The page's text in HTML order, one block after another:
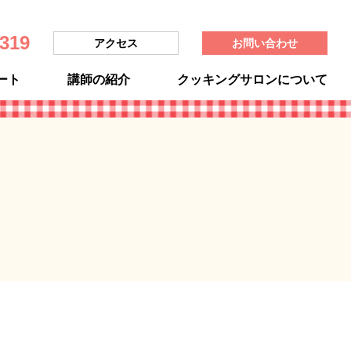
アクセス お問い合わせ
ト 講師の紹介 クッキングサロンについて